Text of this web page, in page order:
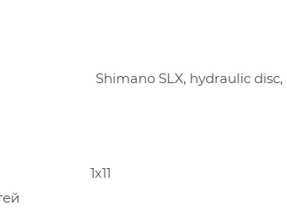
Shimano SLX, hydraulic
1х11